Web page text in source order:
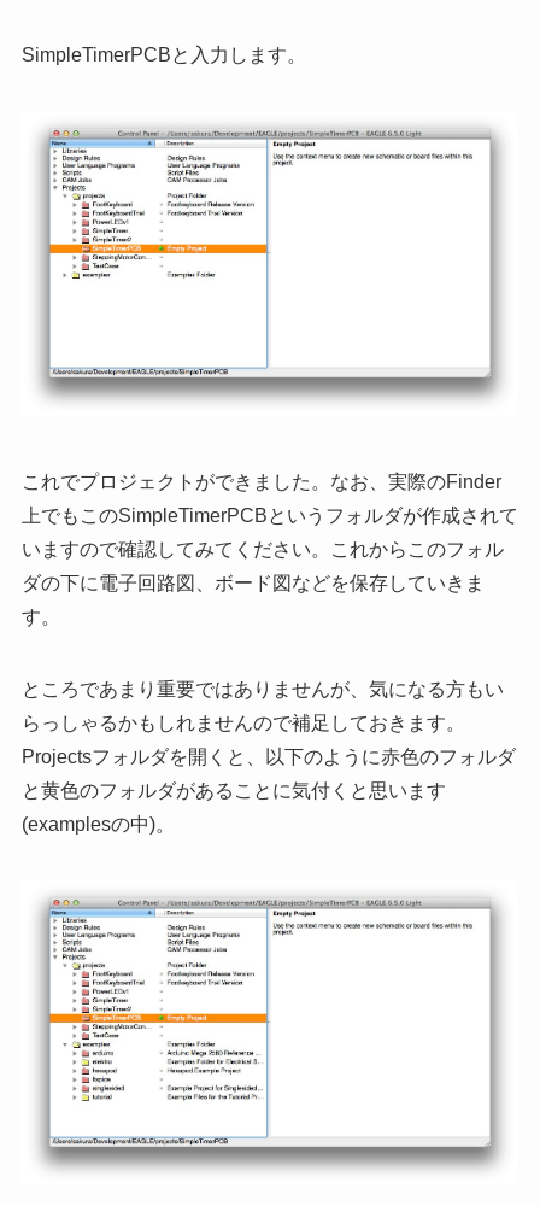
SimpleTimerPCBと入力します。
これでプロジェクトができました。なお、実際のFinder
上でもこのSimpleTimerPCBというフォルダが作成されて
いますので確認してみてください。これからこのフォル
ダの下に電子回路図、ボード図などを保存していきま
す。
ところであまり重要ではありませんが、気になる方もい
らっしゃるかもしれませんので補足しておきます。
Projectsフォルダを開くと、以下のように赤色のフォルダ
と黄色のフォルダがあることに気付くと思います
(examplesの中)。